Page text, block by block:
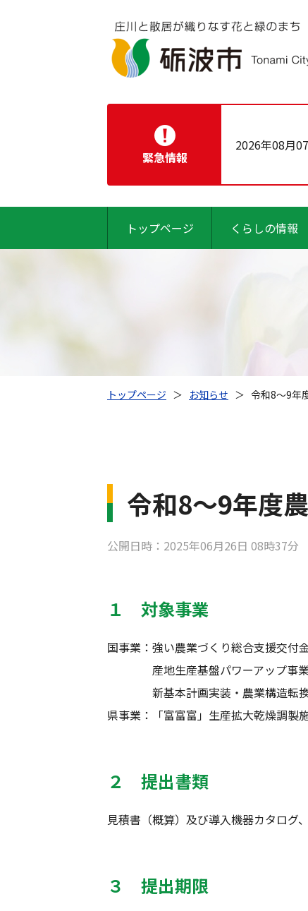
緊急情報
2026年08月
トップページ くらしの情報
トップページ ＞ お知らせ ＞ 令和8～9年
令和8～9年度
公開日時：2025年06月26日 08時37分
１ 対象事業
国事業：強い農業づくり総合支援交付
産地生産基盤パワーアップ事業
新基本計画実装・農業構造転換
県事業：「富富富」生産拡大乾燥調製
２ 提出書類
見積書（概算）及び導入機器カタログ
３ 提出期限